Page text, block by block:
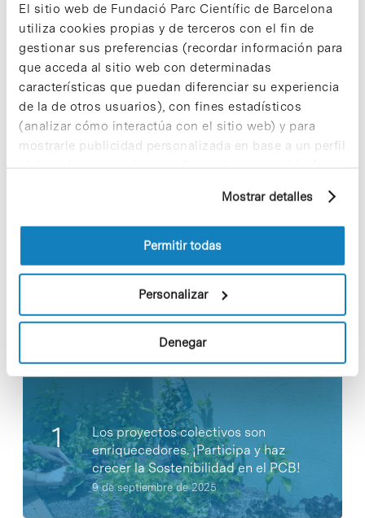
El sitio web de Fundació Parc Científic de Barcelona
utiliza cookies propias y de terceros con el fin de
gestionar sus preferencias (recordar información para
que acceda al sitio web con determinadas
características que puedan diferenciar su experiencia
de la de otros usuarios), con fines estadísticos
(analizar cómo interactúa con el sitio web) y para
mostrarle publicidad personalizada en base a un perfil
elaborado a partir de sus hábitos de navegación (por
información sobre las cookies puede consultar
la Política de cookies del sitio web.
Mostrar detalles
Permitir todas
Personalizar
Denegar
Este Forum es el punto de partida de una serie de
actividades que ha diseñado el CIDEM para
impulsar el sector de la biotecnología durante los
dos próximos añs. Por otra parte, Catalunya ya ha
comenzado a trabajar para acoger el Forum
Biospain 2004, que podrá tener lugar en el marco
del Forum Universal de las Culturas de Barcelona.
Noticias más vistas
Los proyectos colectivos son
enriquecedores. ¡Participa y haz
crecer la Sostenibilidad en el PCB!
9 de septiembre de 2025